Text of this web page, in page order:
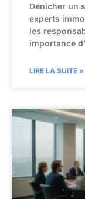
Dénicher un
experts
les
importance
LIRE LA SUITE »